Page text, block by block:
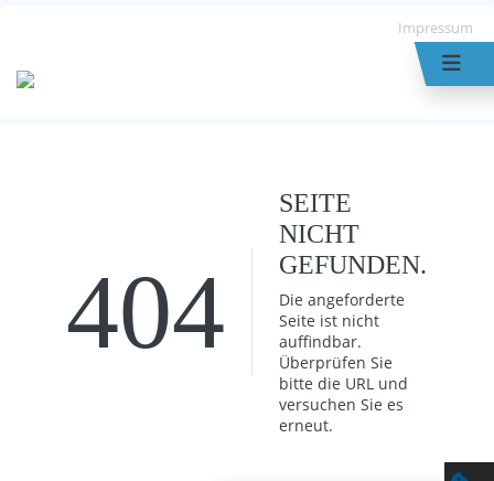
Impressum
404
SEITE
NICHT
GEFUNDEN.
Die angeforderte
Seite ist nicht
auffindbar.
Überprüfen Sie
bitte die URL und
versuchen Sie es
erneut.